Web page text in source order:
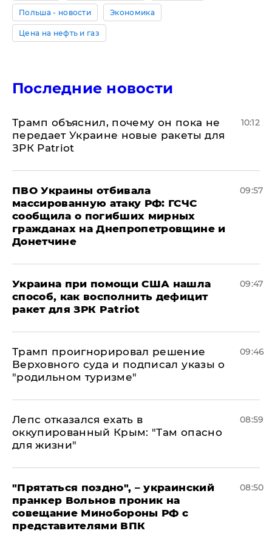
Польша - новости Экономика
Цена на нефть и газ
Последние новости
Трамп объяснил, почему он пока не
передает Украине новые ракеты для
ЗРК Patriot
10:12
ПВО Украины отбивала
массированную атаку РФ: ГСЧС
сообщила о погибших мирных
гражданах на Днепропетровщине и
Донетчине
09:57
Украина при помощи США нашла
способ, как восполнить дефицит
ракет для ЗРК Patriot
09:47
Трамп проигнорировал решение
Верховного суда и подписал указы о
"родильном туризме"
09:46
Лепс отказался ехать в
оккупированный Крым: "Там опасно
для жизни"
08:59
"Прятаться поздно", – украинский
пранкер Вольнов проник на
совещание Минобороны РФ с
представителями ВПК
08:50